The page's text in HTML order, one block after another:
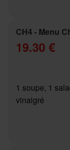
CH4 - Menu
19.30 €
1 soupe, 1
vinaigré